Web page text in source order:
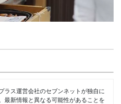
ラス運営会社のセブンネットが独自に
最新情報と異なる可能性があることを